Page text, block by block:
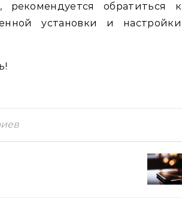
обратиться к
установки и настройки